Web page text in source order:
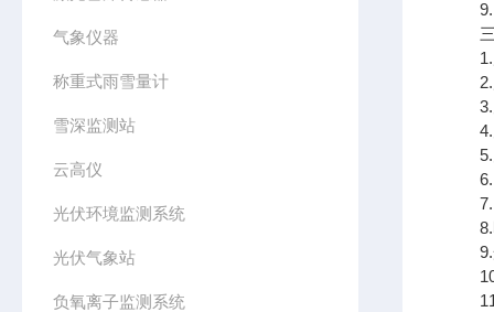
气象仪器
称重式雨雪量计
雪深监测站
云高仪
光伏环境监测系统
光伏气象站
负氧离子监测系统
9.内
三
1.风
2.风
3.空
4.空
5.大
8.噪
9.光
10.
11.